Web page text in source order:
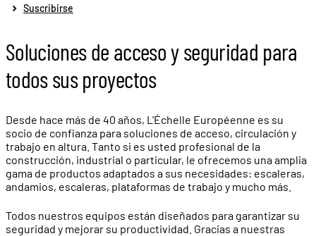
Suscribirse
Soluciones de acceso y seguridad para
todos sus proyectos
Desde hace más de 40 años, L'Échelle Européenne es su
socio de confianza para soluciones de acceso, circulación y
trabajo en altura. Tanto si es usted profesional de la
construcción, industrial o particular, le ofrecemos una amplia
gama de productos adaptados a sus necesidades: escaleras,
andamios, escaleras, plataformas de trabajo y mucho más.
Todos nuestros equipos están diseñados para garantizar su
seguridad y mejorar su productividad. Gracias a nuestras